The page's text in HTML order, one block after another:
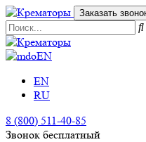
Заказать
EN
EN
RU
8 (800) 511-40-85
Звонок бесплатный